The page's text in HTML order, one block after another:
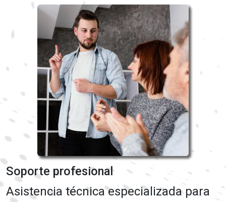
Soporte profesional
Asistencia técnica especializada para